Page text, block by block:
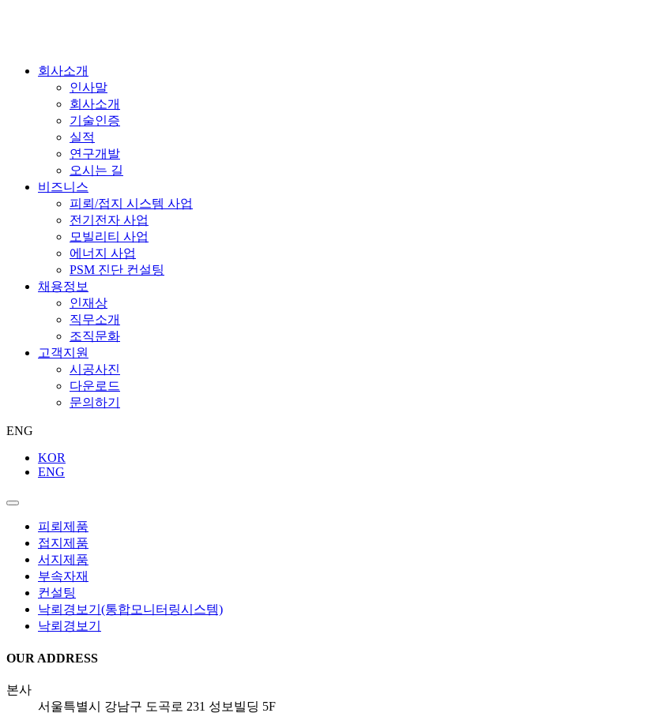
회사소개
인사말
회사소개
기술인증
실적
연구개발
오시는 길
비즈니스
피뢰/접지 시스템 사업
전기전자 사업
모빌리티 사업
에너지 사업
PSM 진단 컨설팅
채용정보
인재상
직무소개
조직문화
고객지원
시공사진
다운로드
문의하기
ENG
KOR
ENG
피뢰제품
접지제품
서지제품
부속자재
컨설팅
낙뢰경보기(통합모니터링시스템)
낙뢰경보기
OUR ADDRESS
본사
서울특별시 강남구 도곡로 231 성보빌딩 5F